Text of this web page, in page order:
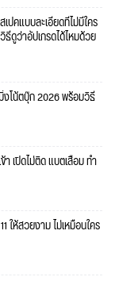
คแบบละเอียดที่ไม่มีใคร
ดูว่าอัปเกรดได้ไหมด้วย
โน้ตบุ๊ก 2026 พร้อมวิธี
เปิดไม่ติด แบตเสื่อม ทำ
ให้สวยงาม ไม่เหมือนใคร